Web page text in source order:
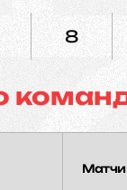
8
Матчи